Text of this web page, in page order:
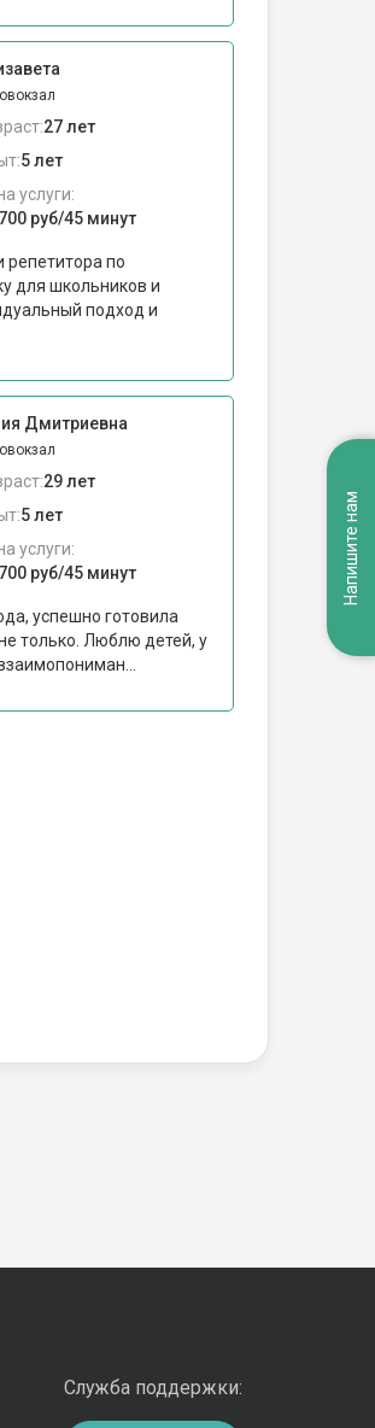
27 лет
5 лет
услуги:
руб/45 минут
репетитора по
для школьников и
подход и
Дмитриевна
29 лет
5 лет
услуги:
руб/45 минут
успешно готовила
только. Люблю детей, у
Служба поддержки:
Напишите нам